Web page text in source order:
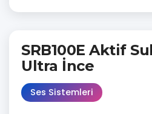
SRB100E Aktif
Ultra İnce
Ses Sistemleri